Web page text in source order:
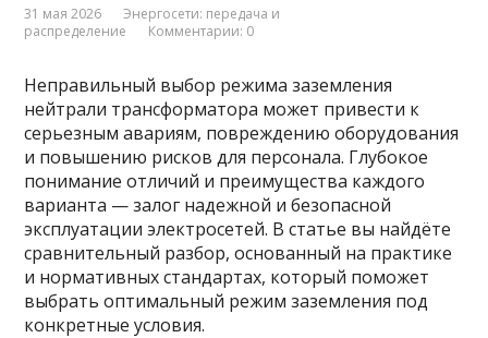
31 мая 2026
Энергосети: передача и
распределение
Комментарии: 0
Неправильный выбор режима заземления
нейтрали трансформатора может привести к
серьезным авариям, повреждению оборудования
и повышению рисков для персонала. Глубокое
понимание отличий и преимущества каждого
варианта — залог надежной и безопасной
эксплуатации электросетей. В статье вы найдёте
сравнительный разбор, основанный на практике
и нормативных стандартах, который поможет
выбрать оптимальный режим заземления под
конкретные условия.